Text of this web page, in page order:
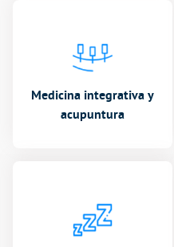
Medicina integrativa y
acupuntura